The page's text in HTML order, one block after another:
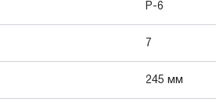
P-6
7
245 мм